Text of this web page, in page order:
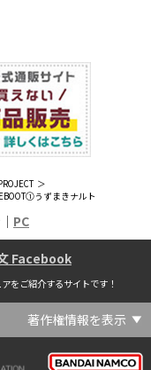
うずまきナルト
PC
Facebook
をご紹介するサイトです！
著作権情報を表示